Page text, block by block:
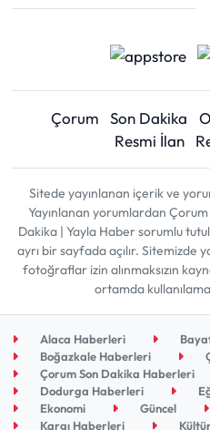
Çorum Son Dakika
Resmi İlan
Sitede yayınlanan içerik ve
Yayınlanan yorumlardan
Dakika | Yayla Haber sorumlu
ayrı bir sayfada açılır. Sitemizde
fotoğraflar izin alınmaksızın
ortamda
Alaca Haberleri
Boğazkale Haberleri
Çorum Son Dakika Haberleri
Dodurga Haberleri
Ekonomi
Güncel
Kargı Haberleri